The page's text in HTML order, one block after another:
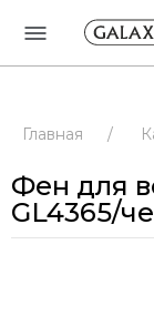
Главная /
Фен для
GL4365/